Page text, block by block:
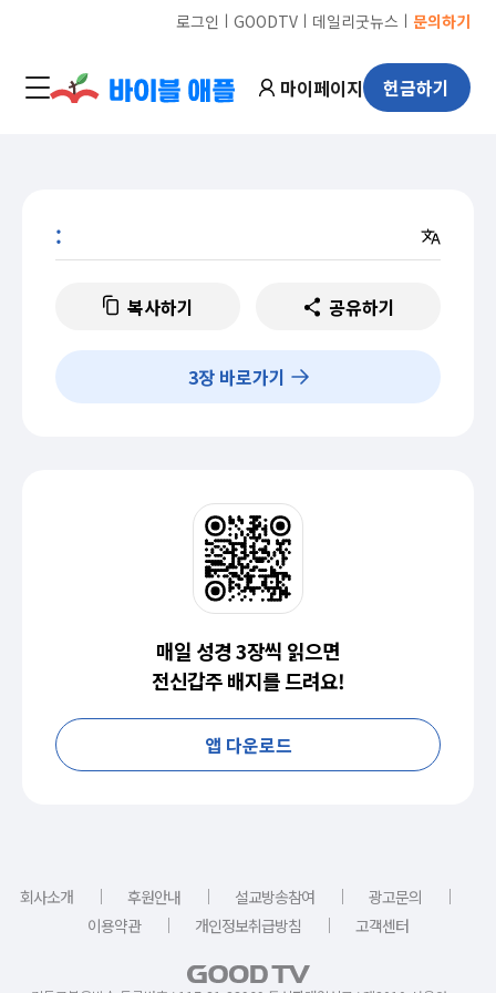
로그인 ㅣ GOODTVㅣ 데일리굿뉴스 ㅣ 문의하기
마이페이지 헌금하기
:
복사하기 공유하기
3장 바로가기
매일 성경 3장씩 읽으면
전신갑주 배지를 드려요!
앱 다운로드
회사소개 ｜ 후원안내 ｜ 설교방송참여 ｜ 광고문의
｜
이용약관
｜ 개인정보취급방침 ｜ 고객센터